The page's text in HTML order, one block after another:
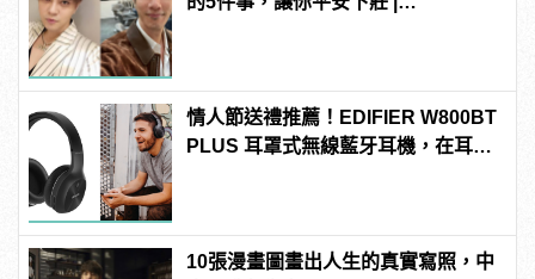
情人節送禮推薦！EDIFIER W800BT
PLUS 耳罩式無線藍牙耳機，在耳邊
10張漫畫圖畫出人生的真實寫照，中